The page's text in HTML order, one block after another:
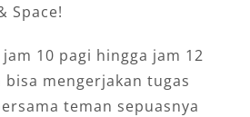
Space!
10 pagi hingga jam 12
bisa mengerjakan tugas
teman sepuasnya